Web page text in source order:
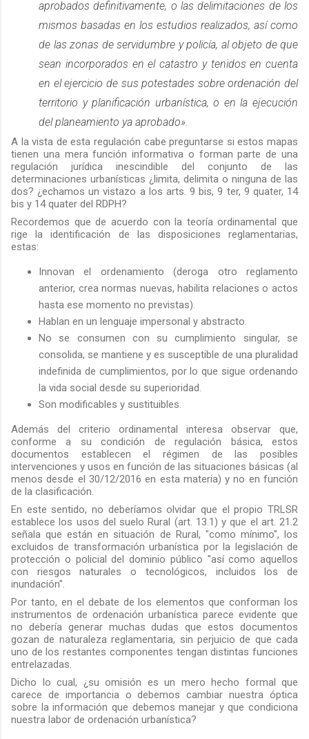
aprobados definitivamente, o las delimitaciones de los
mismos basadas en los estudios realizados, así como
de las zonas de servidumbre y policía, al objeto de que
sean incorporados en el catastro y tenidos en cuenta
en el ejercicio de sus potestades sobre ordenación del
territorio y planificación urbanística, o en la ejecución
del planeamiento ya aprobado».
A la vista de esta regulación cabe preguntarse si estos mapas
tienen una mera función informativa o forman parte de una
regulación jurídica inescindible del conjunto de las
determinaciones urbanísticas ¿limita, delimita o ninguna de las
dos? ¿echamos un vistazo a los arts. 9 bis, 9 ter, 9 quater, 14
bis y 14 quater del RDPH?
Recordemos que de acuerdo con la teoría ordinamental que
rige la identificación de las disposiciones reglamentarias,
estas:
Innovan el ordenamiento (deroga otro reglamento
anterior, crea normas nuevas, habilita relaciones o actos
hasta ese momento no previstas).
Hablan en un lenguaje impersonal y abstracto.
No se consumen con su cumplimiento singular, se
consolida, se mantiene y es susceptible de una pluralidad
indefinida de cumplimientos, por lo que sigue ordenando
la vida social desde su superioridad.
Son modificables y sustituibles.
Además del criterio ordinamental interesa observar que,
conforme a su condición de regulación básica, estos
documentos establecen el régimen de las posibles
intervenciones y usos en función de las situaciones básicas (al
menos desde el 30/12/2016 en esta materia) y no en función
de la clasificación.
En este sentido, no deberíamos olvidar que el propio TRLSR
establece los usos del suelo Rural (art. 13.1) y que el art. 21.2
señala que están en situación de Rural, "como mínimo", los
excluidos de transformación urbanística por la legislación de
protección o policial del dominio público "así como aquellos
con riesgos naturales o tecnológicos, incluidos los de
inundación".
Por tanto, en el debate de los elementos que conforman los
instrumentos de ordenación urbanística parece evidente que
no debería generar muchas dudas que estos documentos
gozan de naturaleza reglamentaria, sin perjuicio de que cada
uno de los restantes componentes tengan distintas funciones
entrelazadas.
Dicho lo cual, ¿su omisión es un mero hecho formal que
carece de importancia o debemos cambiar nuestra óptica
sobre la información que debemos manejar y que condiciona
nuestra labor de ordenación urbanística?